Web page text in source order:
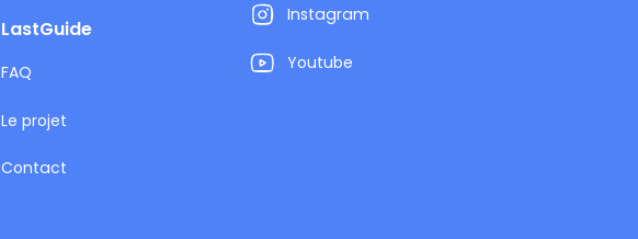
LastGuide
FAQ
Le projet
Contact
Instagram
Youtube